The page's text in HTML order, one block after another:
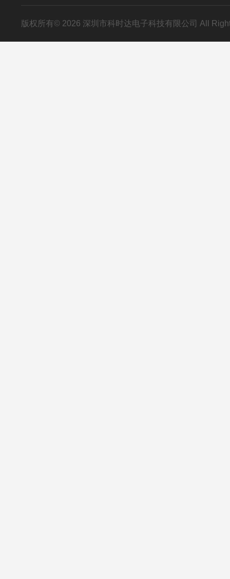
版权所有© 2026 深圳市科时达电子科技有限公司 All